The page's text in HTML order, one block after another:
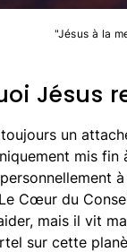
"Jésus à la
Jésus
un
mis fin
Cœur du
mais il vit
sur cette